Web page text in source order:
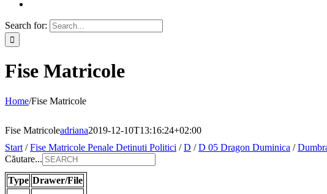
Search for:
Fise Matricole
Home/Fise Matricole
Fise Matricoleadriana2019-12-10T13:16:24+02:00
Start /Fise Matricole Penale Detinuti Politici /D /D 05 Dragon Duminica /
Căutare...
Type Drawer/File